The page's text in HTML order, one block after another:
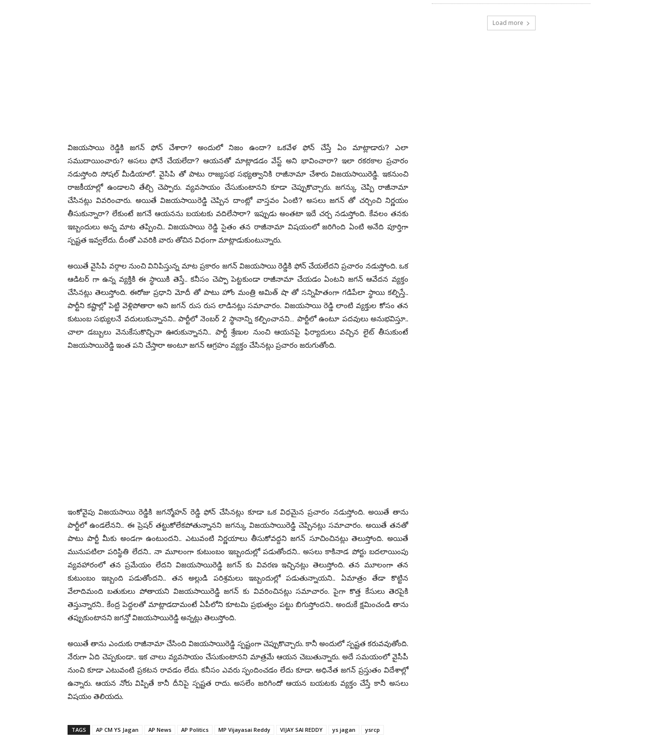
విజయసాయి రెడ్డికి జగన్ ఫోన్ చేశారా? అందులో నిజం ఉందా? ఒకవేళ ఫోన్ చేస్తే ఏం మాట్లాడారు? ఎలా
సముదాయించారు? అసలు ఫోనే చేయలేదా? ఆయనతో మాట్లాడడం వేస్ట్ అని భావించారా? ఇలా రకరకాల ప్రచారం
నడుస్తోంది సోషల్ మీడియాలో. వైసిపి తో పాటు రాజ్యసభ సభ్యత్వానికి రాజీనామా చేశారు విజయసాయిరెడ్డి. ఇకనుంచి
రాజకీయాల్లో ఉండాలని తేల్చి చెప్పారు. వ్యవసాయం చేసుకుంటానని కూడా చెప్పుకొచ్చారు. జగన్కు చెప్పి రాజీనామా
చేసినట్లు వివరించారు. అయితే విజయసాయిరెడ్డి చెప్పిన దాంట్లో వాస్తవం ఏంటి? అసలు జగన్ తో చర్చించి నిర్ణయం
తీసుకున్నారా? లేకుంటే జగనే ఆయనను బయటకు వదిలేసారా? ఇప్పుడు అంతటా ఇదే చర్చ నడుస్తోంది. కేవలం తనకు
ఇబ్బందులు అన్న మాట తప్పించి.. విజయసాయి రెడ్డి సైతం తన రాజీనామా విషయంలో జరిగింది ఏంటి అనేది పూర్తిగా
స్పష్టత ఇవ్వలేదు. దీంతో ఎవరికి వారు తోచిన విధంగా మాట్లాడుకుంటున్నారు.
అయితే వైసిపి వర్గాల నుంచి వినిపిస్తున్న మాట ప్రకారం జగన్ విజయసాయి రెడ్డికి ఫోన్ చేయలేదని ప్రచారం నడుస్తోంది. ఒక
ఆడిటర్ గా ఉన్న వ్యక్తికి ఈ స్థాయికి తెస్తే.. కనీసం చెప్పా పెట్టకుండా రాజీనామా చేయడం ఏంటని జగన్ ఆవేదన వ్యక్తం
చేసినట్లు తెలుస్తోంది. ఈరోజు ప్రధాని మోదీ తో పాటు హోం మంత్రి అమిత్ షా తో సన్నిహితంగా గడిపేలా స్థాయి కల్పిస్తే..
పార్టీని కష్టాల్లో పెట్టి వెళ్లిపోతారా అని జగన్ రుస రుస లాడినట్లు సమాచారం. విజయసాయి రెడ్డి లాంటి వ్యక్తుల కోసం తన
కుటుంబ సభ్యులనే వదులుకున్నానని.. పార్టీలో నెంబర్ 2 స్థానాన్ని కల్పించానని… పార్టీలో ఉంటూ పదవులు అనుభవిస్తూ..
చాలా డబ్బులు వెనుకేసుకొచ్చినా ఊరుకున్నానని.. పార్టీ శ్రేణుల నుంచి ఆయనపై ఫిర్యాదులు వచ్చిన లైట్ తీసుకుంటే
విజయసాయిరెడ్డి ఇంత పని చేస్తారా అంటూ జగన్ ఆగ్రహం వ్యక్తం చేసినట్లు ప్రచారం జరుగుతోంది.
ఇంకోవైపు విజయసాయి రెడ్డికి జగన్మోహన్ రెడ్డి ఫోన్ చేసినట్లు కూడా ఒక విధమైన ప్రచారం నడుస్తోంది. అయితే తాను
పార్టీలో ఉండలేనని.. ఈ ప్రెషర్ తట్టుకోలేకపోతున్నానని జగన్కు విజయసాయిరెడ్డి చెప్పినట్లు సమాచారం. అయితే తనతో
పాటు పార్టీ మీకు అండగా ఉంటుందని.. ఎటువంటి నిర్ణయాలు తీసుకోవద్దని జగన్ సూచించినట్లు తెలుస్తోంది. అయితే
మునుపటిలా పరిస్థితి లేదని.. నా మూలంగా కుటుంబం ఇబ్బందుల్లో పడుతోందని.. అసలు కాకినాడ పోర్టు బదలాయింపు
వ్యవహారంలో తన ప్రమేయం లేదని విజయసాయిరెడ్డి జగన్ కు వివరణ ఇచ్చినట్లు తెలుస్తోంది. తన మూలంగా తన
కుటుంబం ఇబ్బంది పడుతోందని.. తన అల్లుడి పరిశ్రమలు ఇబ్బందుల్లో పడుతున్నాయని.. ఏమాత్రం తేడా కొట్టిన
వేలాదిమంది బతుకులు పోతాయని విజయసాయిరెడ్డి జగన్ కు వివరించినట్లు సమాచారం. పైగా కొత్త కేసులు తెరపైకి
తెస్తున్నారని.. కేంద్ర పెద్దలతో మాట్లాడదామంటే ఏపీలోని కూటమి ప్రభుత్వం పట్టు బిగుస్తోందని.. అందుకే క్షమించండి తాను
తప్పుకుంటానని జగన్తో విజయసాయిరెడ్డి అన్నట్లు తెలుస్తోంది.
అయితే తాను ఎందుకు రాజీనామా చేసింది విజయసాయిరెడ్డి స్పష్టంగా చెప్పుకొచ్చారు. కానీ అందులో స్పష్టత కరువవుతోంది.
నేరుగా ఏది చెప్పకుండా.. ఇక చాలు వ్యవసాయం చేసుకుంటానని మాత్రమే ఆయన చెబుతున్నారు. అదే సమయంలో వైసీపీ
నుంచి కూడా ఎటువంటి ప్రకటన రావడం లేదు. కనీసం ఎవరు స్పందించడం లేదు కూడా. అధినేత జగన్ ప్రస్తుతం విదేశాల్లో
ఉన్నారు. ఆయన నోరు విప్పితే కానీ దీనిపై స్పష్టత రాదు. అసలేం జరిగిందో ఆయన బయటకు వ్యక్తం చేస్తే కానీ అసలు
విషయం తెలియదు.
TAGS AP CM YS Jagan AP News AP Politics MP Vijayasai Reddy VIJAY SAI REDDY ys jagan ysrcp
Load more